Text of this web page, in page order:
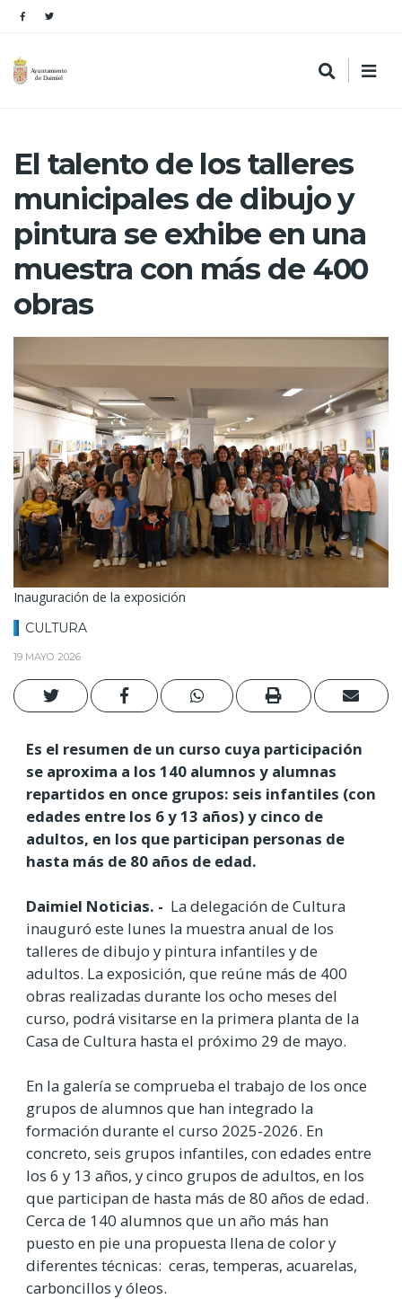
El talento de los talleres
municipales de dibujo y
pintura se exhibe en una
muestra con más de 400
obras
Inauguración de la exposición
CULTURA
19 MAYO 2026
Es el resumen de un curso cuya participación
se aproxima a los 140 alumnos y alumnas
repartidos en once grupos: seis infantiles (con
edades entre los 6 y 13 años) y cinco de
adultos, en los que participan personas de
hasta más de 80 años de edad.
Daimiel Noticias. - La delegación de Cultura
inauguró este lunes la muestra anual de los
talleres de dibujo y pintura infantiles y de
adultos. La exposición, que reúne más de 400
obras realizadas durante los ocho meses del
curso, podrá visitarse en la primera planta de la
Casa de Cultura hasta el próximo 29 de mayo.
En la galería se comprueba el trabajo de los once
grupos de alumnos que han integrado la
formación durante el curso 2025-2026. En
concreto, seis grupos infantiles, con edades entre
los 6 y 13 años, y cinco grupos de adultos, en los
que participan de hasta más de 80 años de edad.
Cerca de 140 alumnos que un año más han
puesto en pie una propuesta llena de color y
diferentes técnicas: ceras, temperas, acuarelas,
carboncillos y óleos.